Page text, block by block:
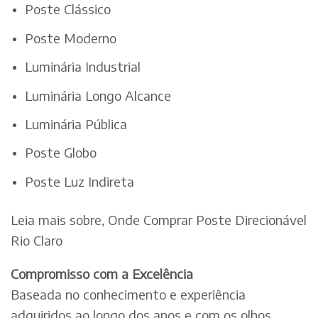
Poste Clássico
Poste Moderno
Luminária Industrial
Luminária Longo Alcance
Luminária Pública
Poste Globo
Poste Luz Indireta
Leia mais sobre, Onde Comprar Poste Direcionável
Rio Claro
Compromisso com a Excelência
Baseada no conhecimento e experiência